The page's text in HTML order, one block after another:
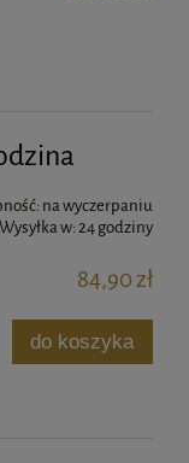
na wyczerpaniu
Wysyłka w:24 godziny
84,90 zł
do koszyka